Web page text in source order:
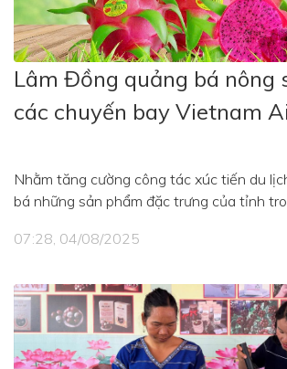
Lâm Đồng quảng bá nông
các chuyến bay Vietnam
Nhằm tăng cường công tác xúc tiến du
bá những sản phẩm đặc trưng của tỉnh
Đồng đã chủ động triển khai phối hợp với
dưa lưới, xoài và một số sản phẩm thế
Lâm Đồng trên các chuyến bay Vietnam
07:28, 04/08/2025